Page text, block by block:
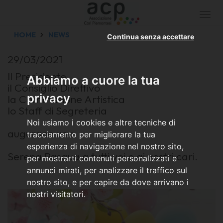
Abbiamo a cuore la tua
privacy
Noi usiamo i cookies e altre tecniche di
tracciamento per migliorare la tua
esperienza di navigazione nel nostro sito,
per mostrarti contenuti personalizzati e
annunci mirati, per analizzare il traffico sul
nostro sito, e per capire da dove arrivano i
nostri visitatori.
Continua senza accettare
HOME NEWS
29/03/2021
Il Presidente
il Consiglio Direttivo
la Commissione Artistica
lo Staff di Segreteria
augurano una
Serena Pasqua a tutti voi e ai vostri cari.